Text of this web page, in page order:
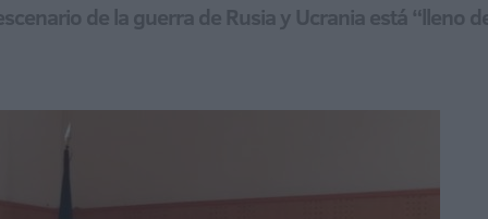
de la guerra de Rusia y Ucrania está “lleno